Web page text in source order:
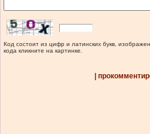
Код состоит из цифр и латинских букв,
кода кликните на картинке.
|